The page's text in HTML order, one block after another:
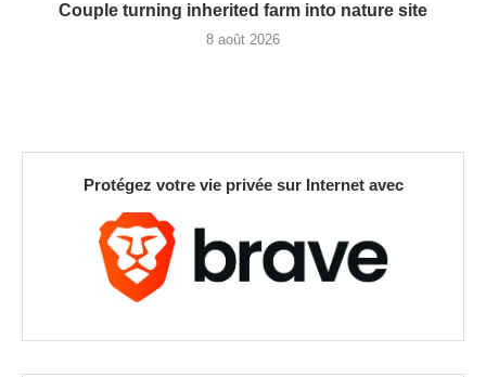
Couple turning inherited farm into nature site
8 août 2026
Protégez votre vie privée sur Internet avec